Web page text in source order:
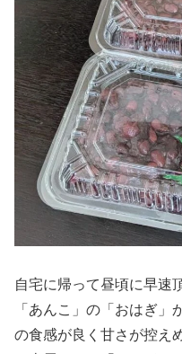
自宅に帰って昼頃に早速
「あんこ」の「おはぎ」
の食感が良く甘さが控えめ